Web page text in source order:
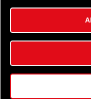
SV Türkiyemspor
Bochum ||
© 2021 SV